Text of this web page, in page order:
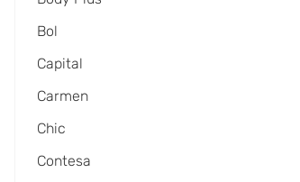
Bol
Capital
Carmen
Chic
Contesa